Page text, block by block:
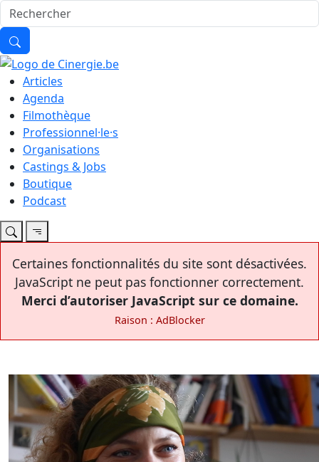
Articles
Agenda
Filmothèque
Professionnel·le·s
Organisations
Castings & Jobs
Boutique
Podcast
Certaines fonctionnalités du site sont désactivées.
JavaScript ne peut pas fonctionner correctement.
Merci d’autoriser JavaScript sur ce domaine.
Raison : AdBlocker